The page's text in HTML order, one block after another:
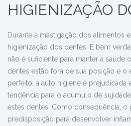
HIGIENIZAÇÃO
Durante a mastigação dos alimentos
higienização dos dentes. É bem
não é suficiente para manter a saúde
dentes estão fora de sua posição e o
perfeito, a auto higiene é prejudicada
tendência para o acúmulo de
estes dentes. Como consequência, o
predisposição para desenvolver